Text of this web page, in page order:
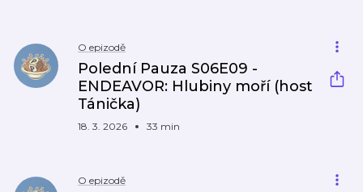
O epizodě
Polední Pauza S06E09 -
ENDEAVOR: Hlubiny moří (host
Tánička)
18. 3. 2026 33 min
O epizodě